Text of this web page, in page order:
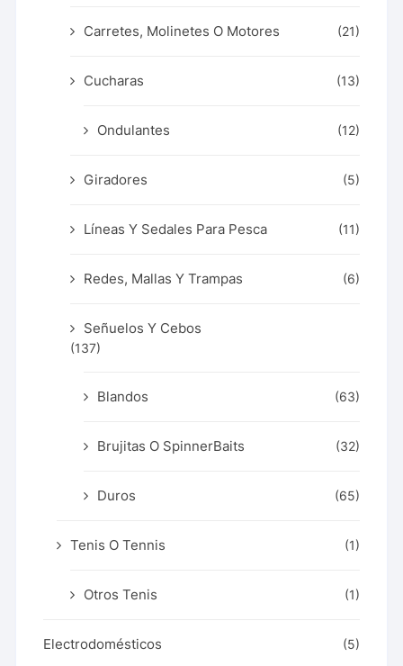
Carretes, Molinetes O Motores (21)
Cucharas (13)
Ondulantes (12)
Giradores (5)
Líneas Y Sedales Para Pesca (11)
Redes, Mallas Y Trampas (6)
Señuelos Y Cebos
(137)
Blandos (63)
Brujitas O SpinnerBaits (32)
Duros (65)
Tenis O Tennis (1)
Otros Tenis (1)
Electrodomésticos (5)